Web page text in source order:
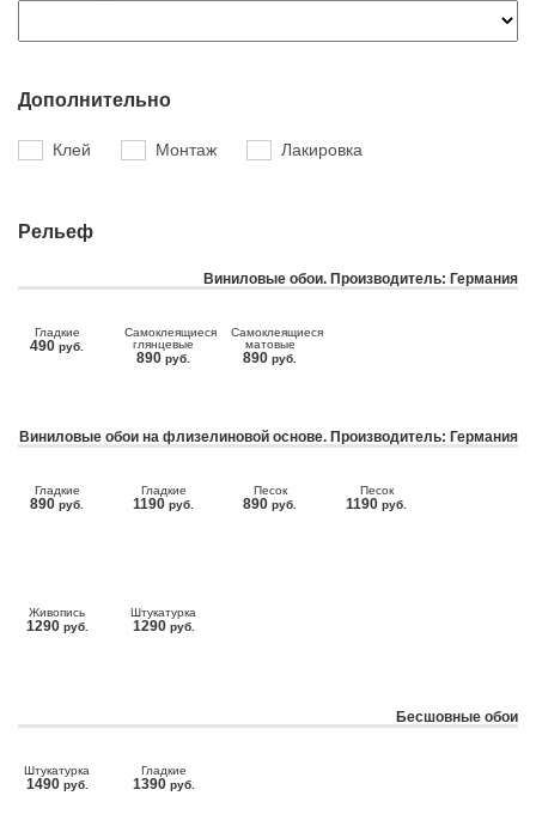
Дополнительно
Клей Монтаж Лакировка
Рельеф
Виниловые обои. Производитель: Германия
Гладкие
490 руб.
Самоклеящиеся
глянцевые
890 руб.
Самоклеящиеся
матовые
890 руб.
Виниловые обои на флизелиновой основе. Производитель: Германия
Гладкие
890 руб.
Гладкие
1190 руб.
Песок
890 руб.
Песок
1190 руб.
Живопись
1290 руб.
Штукатурка
1290 руб.
Бесшовные обои
Штукатурка
1490 руб.
Гладкие
1390 руб.